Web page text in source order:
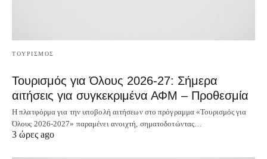
ΤΟΥΡΙΣΜΟΣ
Τουρισμός για Όλους 2026-27: Σήμερα
αιτήσεις για συγκεκριμένα ΑΦΜ – Προθεσμία
Η πλατφόρμα για την υποβολή αιτήσεων στο πρόγραμμα «Τουρισμός για
Όλους 2026-2027» παραμένει ανοιχτή, σηματοδοτώντας…
3 ώρες ago